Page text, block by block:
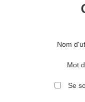
Nom
Mot
Se